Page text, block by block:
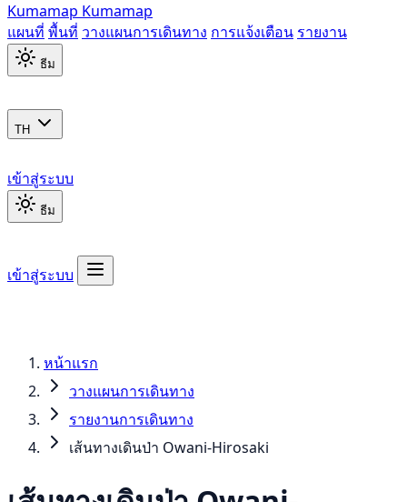
Kumamap Kumamap
แผนที่ พื้นที่ วางแผนการเดินทาง การแจ้งเตือน รายงาน
ธีม
TH
เข้าสู่ระบบ
ธีม
เข้าสู่ระบบ
หน้าแรก
วางแผนการเดินทาง
รายงานการเดินทาง
เส้นทางเดินป่า Owani-Hirosaki